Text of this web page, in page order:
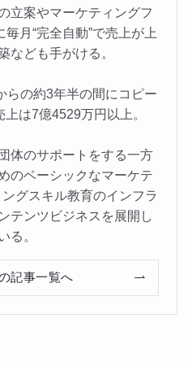
立案やマーケティングフ
月“完全自動”で売上が上
なども手がける。
らの約3年半の間にコピー
は7億4529万円以上。
体のサポートをする一方
のベーシックなマーケテ
グスキル教育のインフラ
テンツビジネスを展開し
る。
記事一覧へ